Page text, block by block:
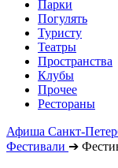
Парки
Погулять
Туристу
Театры
Пространства
Клубы
Прочее
Рестораны
Афиша Санкт-
Фестивали ➔